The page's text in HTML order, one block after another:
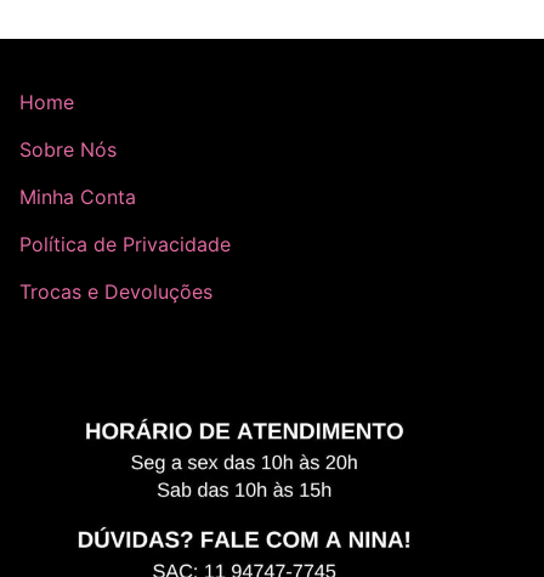
Home
Sobre Nós
Minha Conta
Política de Privacidade
Trocas e Devoluções